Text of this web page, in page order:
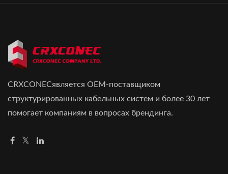
CRXCONECявляется OEM-поставщиком
структурированных кабельных систем и более 30 лет
помогает компаниям в вопросах брендинга.